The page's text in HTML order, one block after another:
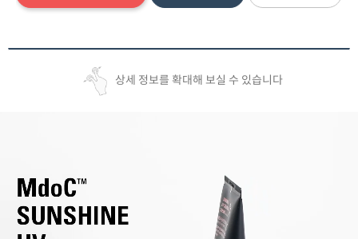
상세 정보를 확대해 보실 수 있습니다